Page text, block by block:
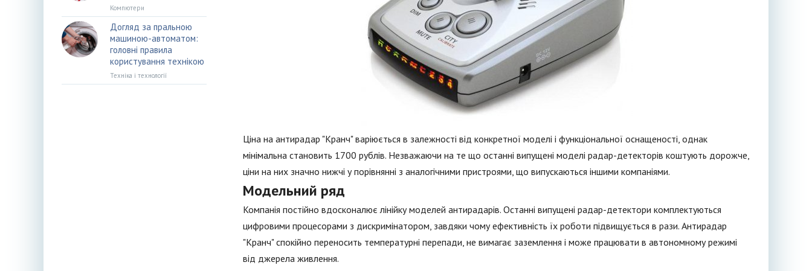
Ціна на антирадар "Кранч" варіюється в залежності від конкретної моделі і функціональної оснащеності, однак
мінімальна становить 1700 рублів. Незважаючи на те що останні випущені моделі радар-детекторів коштують дорожче,
ціни на них значно нижчі у порівнянні з аналогічними пристроями, що випускаються іншими компаніями.
Модельний ряд
Компанія постійно вдосконалює лінійку моделей антирадарів. Останні випущені радар-детектори комплектуються
цифровими процесорами з дискримінатором, завдяки чому ефективність їх роботи підвищується в рази. Антирадар
"Кранч" спокійно переносить температурні перепади, не вимагає заземлення і може працювати в автономному режимі
від джерела живлення.
Компютери
Догляд за пральною
машиною-автоматом:
головні правила
користування технікою
Техніка і технології